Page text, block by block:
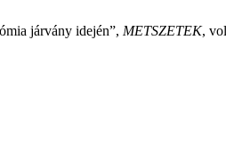
járvány idején”, METSZETEK,